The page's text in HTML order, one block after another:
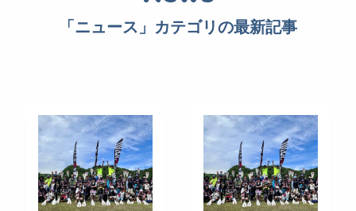
「ニュース」カテゴリの最新記事